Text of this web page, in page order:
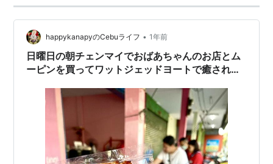
happykanapyのCebuライフ • 1年前
日曜日の朝チェンマイでおばあちゃんのお店とム
ーピンを買ってワットジェッドヨートで癒された